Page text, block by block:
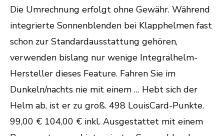
Die Umrechnung erfolgt ohne Gewähr. Während
integrierte Sonnenblenden bei Klapphelmen fast
schon zur Standardausstattung gehören,
verwenden bislang nur wenige Integralhelm-
Hersteller dieses Feature. Fahren Sie im
Dunkeln/nachts nie mit einem … Hebt sich der
Helm ab, ist er zu groß. 498 LouisCard-Punkte.
99,00 € 104,00 € inkl. Ausgestattet mit einem